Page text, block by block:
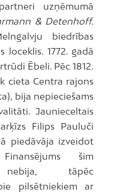
uzņēmumā
& Detenhoff.
biedrības
loceklis. 1772. gadā
Ēbeli. Pēc 1812.
cieta Centra rajons
bija nepieciešams
Jaunieceltais
Filips Pauluči
piedāvāja izveidot
šim
tāpēc
pilsētniekiem ar